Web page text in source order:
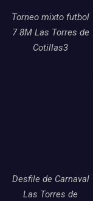
Torneo mixto futbol
7 8M Las Torres de
Cotillas3
Desfile de Carnaval
Las Torres de